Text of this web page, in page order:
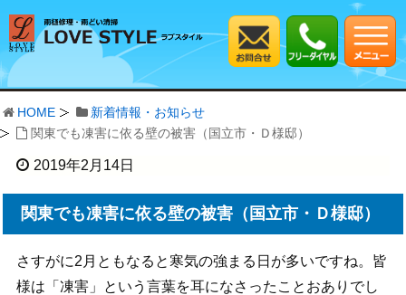
HOME
新着情報・お知らせ
関東でも凍害に依る壁の被害（国立市・Ｄ様邸）
2019年2月14日
関東でも凍害に依る壁の被害（国立市・Ｄ様邸）
さすがに2月ともなると寒気の強まる日が多いですね。皆
様は「凍害」という言葉を耳になさったことおありでし